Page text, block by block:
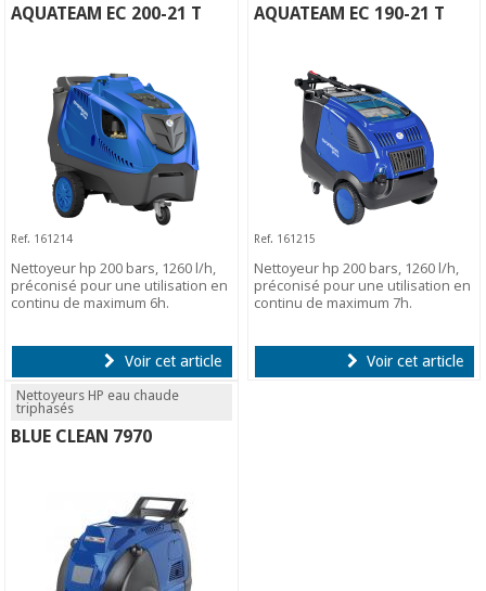
AQUATEAM EC 200-21 T
Ref. 161214
Nettoyeur hp 200 bars, 1260 l/h,
préconisé pour une utilisation en
continu de maximum 6h.
Voir cet article
AQUATEAM EC 190-21 T
Ref. 161215
Nettoyeur hp 200 bars, 1260 l/h,
préconisé pour une utilisation en
continu de maximum 7h.
Voir cet article
Nettoyeurs HP eau chaude
triphasés
BLUE CLEAN 7970